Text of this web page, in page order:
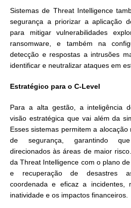
Sistemas de Threat Intelligence
segurança a priorizar a aplicação
para mitigar vulnerabilidades
ransomware, e também na
detecção e respostas a intrusões
identificar e neutralizar ataques em
Estratégico para o C-Level
Para a alta gestão, a inteligência
visão estratégica que vai além da
Esses sistemas permitem a
de segurança, garantindo
direcionados às áreas de maior
da Threat Intelligence com o plano
e recuperação de desastres
coordenada e eficaz a incidentes,
inatividade e os impactos financeiros.